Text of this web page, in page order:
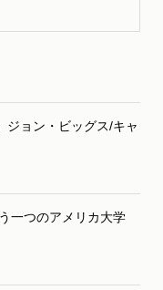
ジョン・ビッグス/キャ
一つのアメリカ大学